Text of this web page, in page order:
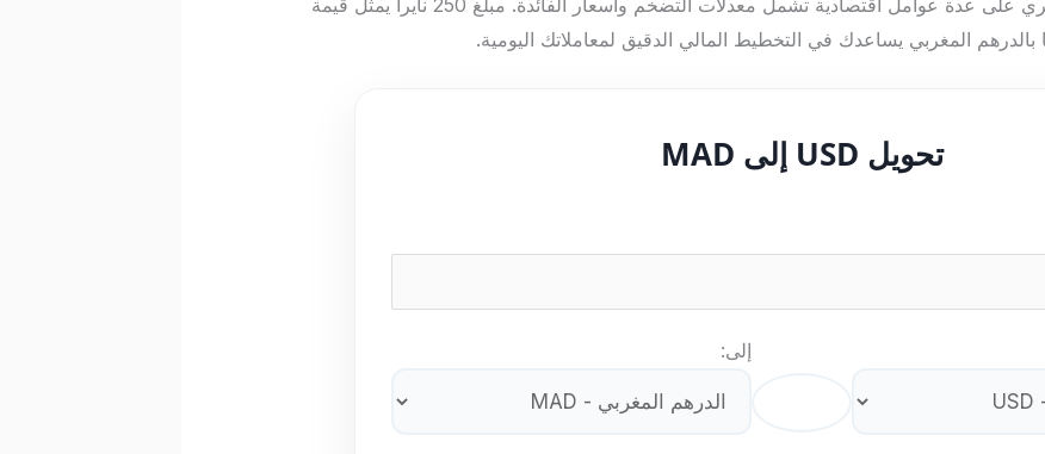
يعتمد سعر صرف 250 نايرا نيجيري على عدة عوامل اقتصادية تشمل معدلات التضخم وأسعار الفائدة. مبلغ 250 نايرا يمثل قيمة
بالدرهم المغربي يساعدك في التخطيط المالي الدقيق لمعاملاتك اليومية.
تحويل USD إلى MAD
إلى: